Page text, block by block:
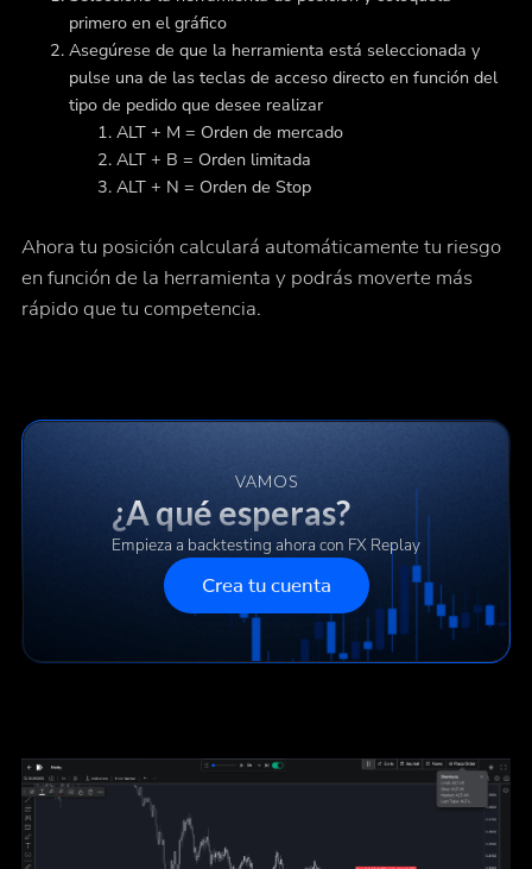
primero en el gráfico
Asegúrese de que la herramienta está seleccionada y
pulse una de las teclas de acceso directo en función del
tipo de pedido que desee realizar
ALT + M = Orden de mercado
ALT + B = Orden limitada
ALT + N = Orden de Stop
Ahora tu posición calculará automáticamente tu riesgo
en función de la herramienta y podrás moverte más
rápido que tu competencia.
VAMOS
¿A qué esperas?
Empieza a backtesting ahora con FX Replay
Crea tu cuenta